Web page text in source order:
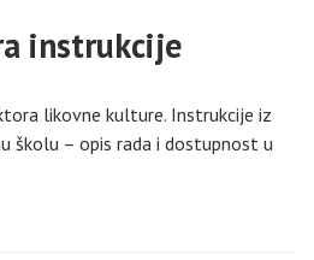
instrukcije
likovne kulture. Instrukcije iz
školu – opis rada i dostupnost u